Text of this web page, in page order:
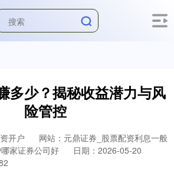
多少？揭秘收益潜力与风
险管控
开户
网站：元鼎证券_股票配资利息一般
家证券公司好
日期：2026-05-20